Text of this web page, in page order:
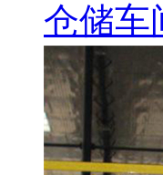
仓储车